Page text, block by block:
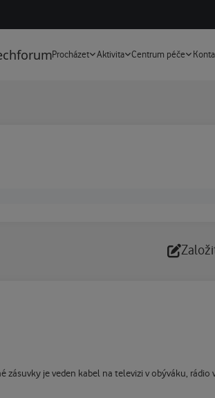
Procházet Aktivita Centrum péče
zásuvky je veden kabel na televizi v obýváku,